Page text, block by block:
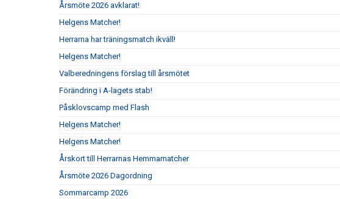
Årsmöte 2026 avklarat!
Helgens Matcher!
Herrarna har träningsmatch ikväll!
Helgens Matcher!
Valberedningens förslag till årsmötet
Förändring i A-lagets stab!
Påsklovscamp med Flash
Helgens Matcher!
Helgens Matcher!
Årskort till Herrarnas Hemmamatcher
Årsmöte 2026 Dagordning
Sommarcamp 2026